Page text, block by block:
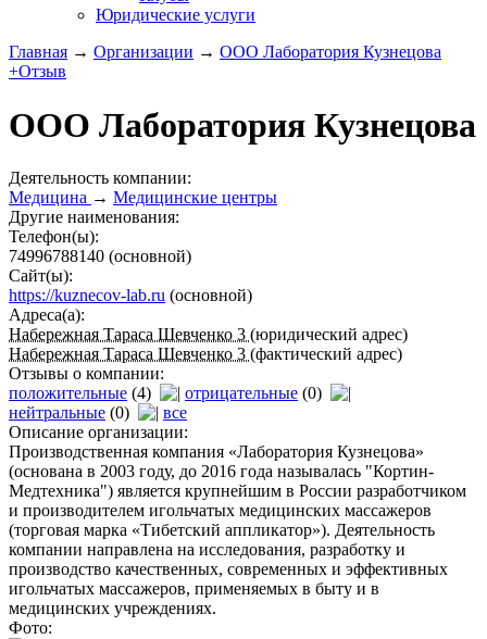
Юридические услуги
Главная → Организации → ООО Лаборатория Кузнецова
+Отзыв
ООО Лаборатория Кузнецова
Деятельность компании:
Медицина → Медицинские центры
Другие наименования:
Телефон(ы):
74996788140 (основной)
Сайт(ы):
https://kuznecov-lab.ru (основной)
Адреса(а):
Набережная Тараса Шевченко 3 (юридический адрес)
Набережная Тараса Шевченко 3 (фактический адрес)
Отзывы о компании:
положительные (4) отрицательные (0)
нейтральные (0)
все
Описание организации:
Производственная компания «Лаборатория Кузнецова»
(основана в 2003 году, до 2016 года называлась "Кортин-
Медтехника") является крупнейшим в России разработчиком
и производителем игольчатых медицинских массажеров
(торговая марка «Тибетский аппликатор»). Деятельность
компании направлена на исследования, разработку и
производство качественных, современных и эффективных
игольчатых массажеров, применяемых в быту и в
медицинских учреждениях.
Фото: